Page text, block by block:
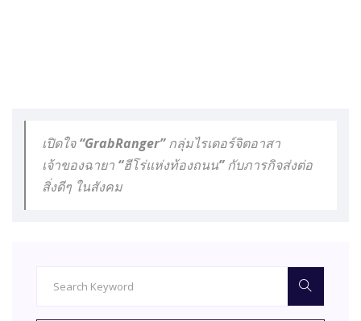
เปิดใจ “GrabRanger” กลุ่มไรเดอร์จิตอาสา
เจ้าของฉายา “ฮีโร่แห่งท้องถนน” กับภารกิจส่งต่อ
สิ่งดีๆ ในสังคม